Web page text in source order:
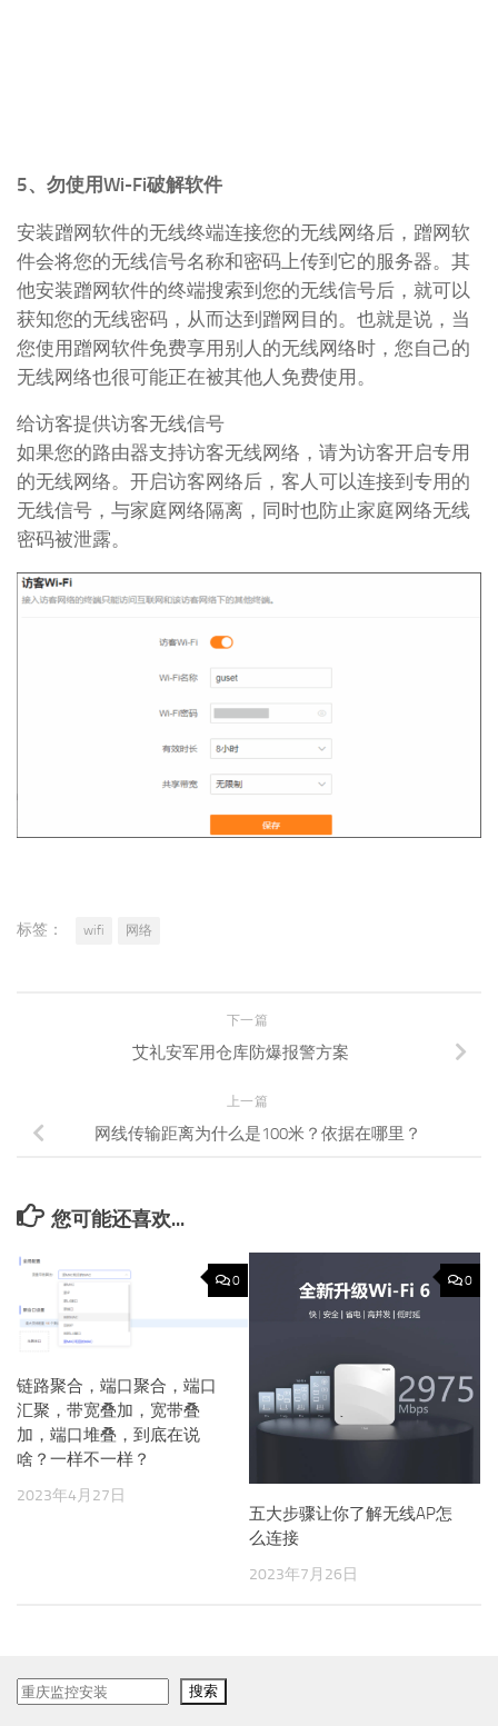
5、勿使用Wi-Fi破解软件
安装蹭网软件的无线终端连接您的无线网络后，蹭网软
件会将您的无线信号名称和密码上传到它的服务器。其
他安装蹭网软件的终端搜索到您的无线信号后，就可以
获知您的无线密码，从而达到蹭网目的。也就是说，当
您使用蹭网软件免费享用别人的无线网络时，您自己的
无线网络也很可能正在被其他人免费使用。
给访客提供访客无线信号
如果您的路由器支持访客无线网络，请为访客开启专用
的无线网络。开启访客网络后，客人可以连接到专用的
无线信号，与家庭网络隔离，同时也防止家庭网络无线
密码被泄露。
标签： wifi 网络
下一篇
艾礼安军用仓库防爆报警方案
上一篇
网线传输距离为什么是100米？依据在哪里？
您可能还喜欢...
0
链路聚合，端口聚合，端口
汇聚，带宽叠加，宽带叠
加，端口堆叠，到底在说
啥？一样不一样？
2023年4月27日
0
五大步骤让你了解无线AP怎
么连接
2023年7月26日
搜
搜索